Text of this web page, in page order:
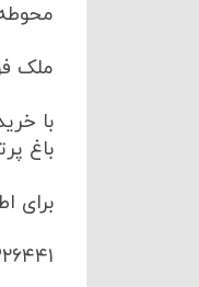
ملک
با
باغ
برای